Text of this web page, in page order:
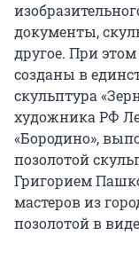
документы,
другое. При
созданы в
скульптура
художника РФ
«Бородино»,
позолотой
Григорием
мастеров из
позолотой в